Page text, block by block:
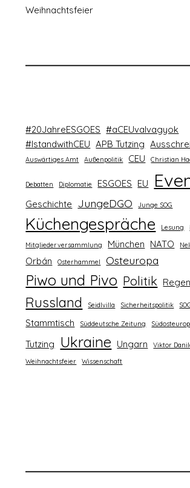
Weihnachtsfeier
#20JahreESGOES #aCEUvalvagyok
#IstandwithCEU APB Tutzing
Auswärtiges Amt Außenpolitik CEU Christian
Debatten Diplomatie ESGOES EU
Geschichte JungeDGO Junge SOG
Küchengespräche Lesung
Mitgliederversammlung München NATO
Orbán Osterhammel Osteuropa
Piwo und Pivo Politik
Russland Seidlvilla Sicherheitspolitik
Stammtisch
Süddeutsche Zeitung
Tutzing Ukraine Ungarn
Viktor
Weihnachtsfeier
Wissenschaft